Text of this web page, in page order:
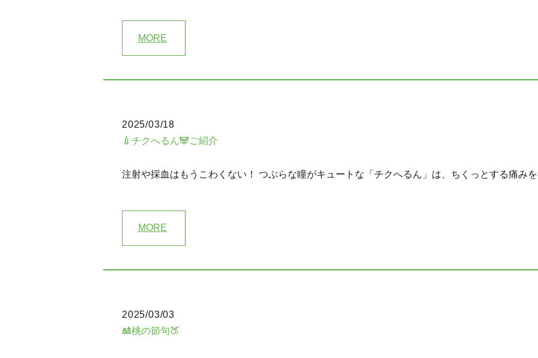
MORE
2025/03/18
💉チクへるん🐼ご紹介
注射や採血はもうこわくない！ つぶらな瞳がキュートな「チクへるん」は、ちくっとする痛み
MORE
2025/03/03
🎎桃の節句🍑